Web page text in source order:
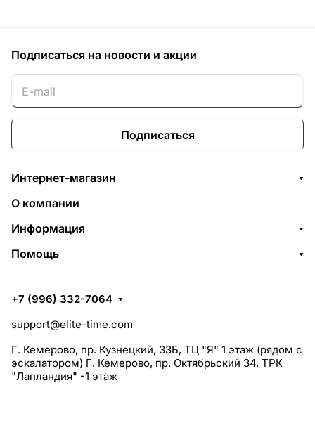
Подписаться на новости и акции
Подписаться
Интернет-магазин
О компании
Информация
Помощь
+7 (996) 332-7064
support@elite-time.com
Г. Кемерово, пр. Кузнецкий, 33Б, ТЦ "Я" 1 этаж (рядом с
эскалатором) Г. Кемерово, пр. Октябрьский 34, ТРК
"Лапландия" -1 этаж